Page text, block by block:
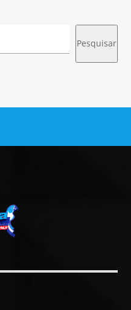
Pesquisar